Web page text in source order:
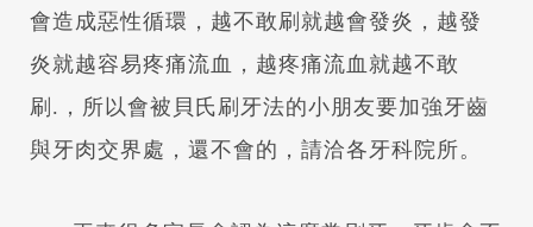
會造成惡性循環，越不敢刷就越會發炎，越發
炎就越容易疼痛流血，越疼痛流血就越不敢
刷.，所以會被貝氏刷牙法的小朋友要加強牙齒
與牙肉交界處，還不會的，請洽各牙科院所。